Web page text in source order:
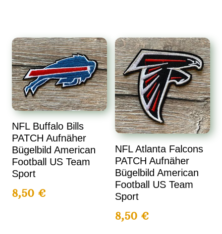
NFL Buffalo Bills
PATCH Aufnäher
Bügelbild American
Football US Team
Sport
8,50€
NFL Atlanta Falcons
PATCH Aufnäher
Bügelbild American
Football US Team
Sport
8,50 €